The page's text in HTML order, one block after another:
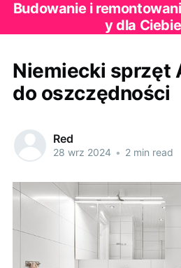
Budowanie i
y dla
Niemiecki sprzęt
do oszczędności
Red
28 wrz 2024 • 2 min read